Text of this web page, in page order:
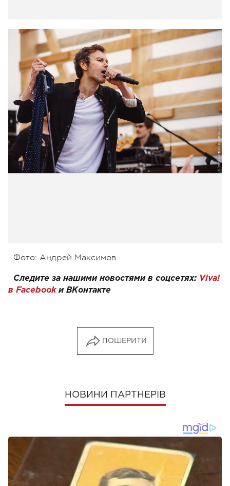
Фото: Андрей Максимов
Следите за нашими новостями в соцсетях: Viva!
в Facebookи ВКонтакте
ПОШЕРИТИ
НОВИНИ ПАРТНЕРІВ